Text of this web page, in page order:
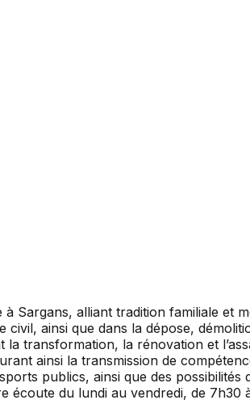
Sargans, alliant tradition familiale et
civil, ainsi que dans la dépose,
transformation, la rénovation et
ainsi la transmission de
publics, ainsi que des possibilités
du lundi au vendredi, de 7h30